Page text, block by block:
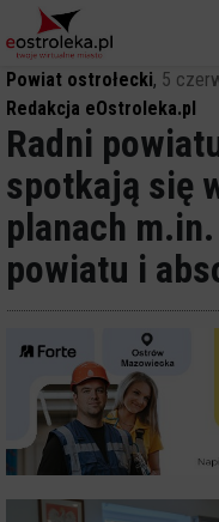
Powiat ostrołecki, 5
Redakcja eOstroleka.pl
Radni
spotkają się
planach
powiatu i